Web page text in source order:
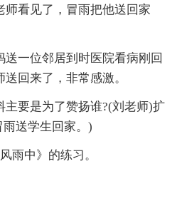
师看见了，冒雨把他送回家
送一位邻居到时医院看病刚回
回来了，非常感激。
主要是为了赞扬谁?(刘老师)扩
送学生回家。)
雨中》的练习。